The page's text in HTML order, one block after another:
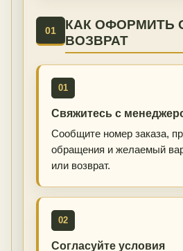
01
КАК ОФОРМИТЬ
ВОЗВРАТ
01
Свяжитесь с
Сообщите номер заказа,
обращения и желаемый
или возврат.
02
Согласуйте условия